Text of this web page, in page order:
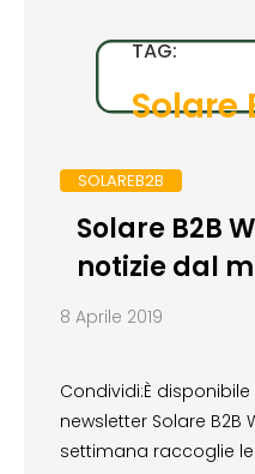
TAG:
Solare
SOLAREB2B
Solare B2B
notizie dal
8 Aprile 2019
Condividi:È
newsletter Solare B2B
settimana raccoglie